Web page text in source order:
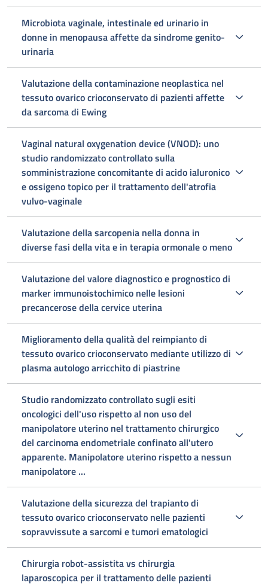
Microbiota vaginale, intestinale ed urinario in
donne in menopausa affette da sindrome genito-
urinaria
Valutazione della contaminazione neoplastica nel
tessuto ovarico crioconservato di pazienti affette
da sarcoma di Ewing
Vaginal natural oxygenation device (VNOD): uno
studio randomizzato controllato sulla
somministrazione concomitante di acido ialuronico
e ossigeno topico per il trattamento dell'atrofia
vulvo-vaginale
Valutazione della sarcopenia nella donna in
diverse fasi della vita e in terapia ormonale o meno
Valutazione del valore diagnostico e prognostico di
marker immunoistochimico nelle lesioni
precancerose della cervice uterina
Miglioramento della qualità del reimpianto di
tessuto ovarico crioconservato mediante utilizzo di
plasma autologo arricchito di piastrine
Studio randomizzato controllato sugli esiti
oncologici dell'uso rispetto al non uso del
manipolatore uterino nel trattamento chirurgico
del carcinoma endometriale confinato all'utero
apparente. Manipolatore uterino rispetto a nessun
manipolatore ...
Valutazione della sicurezza del trapianto di
tessuto ovarico crioconservato nelle pazienti
sopravvissute a sarcomi e tumori ematologici
Chirurgia robot-assistita vs chirurgia
laparoscopica per il trattamento delle pazienti